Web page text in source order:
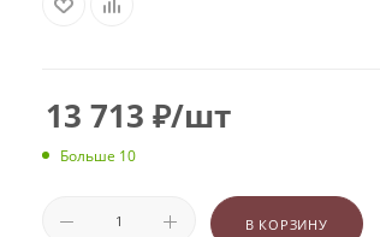
13 713 ₽/шт
Больше 10
В КОРЗИНУ